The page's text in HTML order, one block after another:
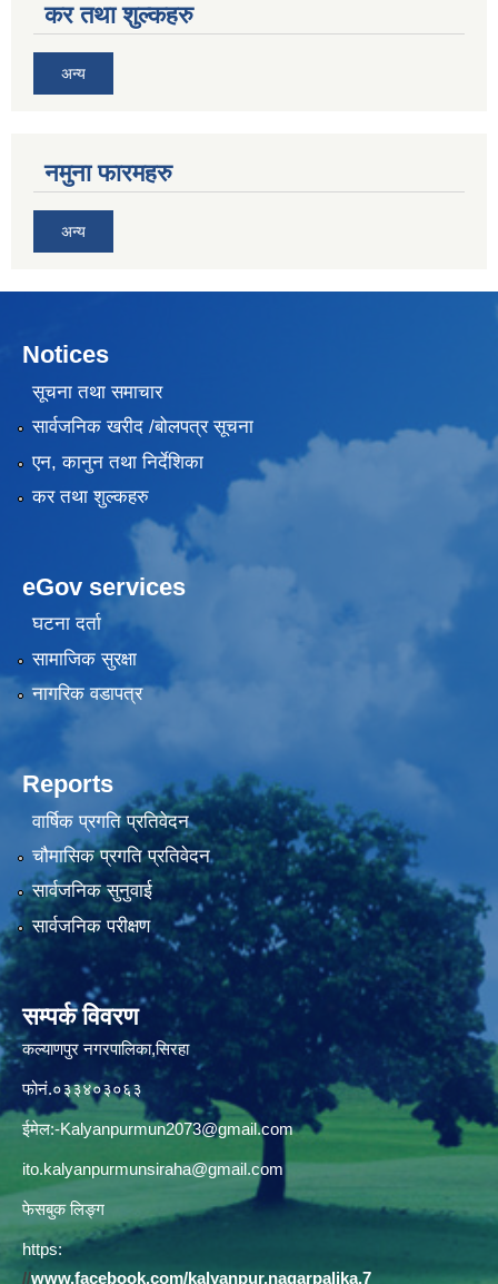
कर तथा शुल्कहरु
अन्य
नमुना फारमहरु
अन्य
Notices
सूचना तथा समाचार
सार्वजनिक खरीद /बोलपत्र सूचना
एन, कानुन तथा निर्देशिका
कर तथा शुल्कहरु
eGov services
घटना दर्ता
सामाजिक सुरक्षा
नागरिक वडापत्र
Reports
वार्षिक प्रगति प्रतिवेदन
चौमासिक प्रगति प्रतिवेदन
सार्वजनिक सुनुवाई
सार्वजनिक परीक्षण
सम्पर्क विवरण
कल्याणपुर नगरपालिका,सिरहा
फोनं.०३३४०३०६३
ईमेल:-Kalyanpurmun2073@gmail.com
ito.kalyanpurmunsiraha@gmail.com
फेसबुक लिङ्ग
https:
//www.facebook.com/kalyanpur.nagarpalika.7